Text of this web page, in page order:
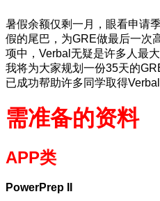
暑假余额仅剩一月，眼看申请
假的尾巴，为GRE做最后一次
项中，Verbal无疑是许多人最
我将为大家规划一份35天的
已成功帮助许多同学取得Verbal
需准备的资料
APP类
PowerPrep II